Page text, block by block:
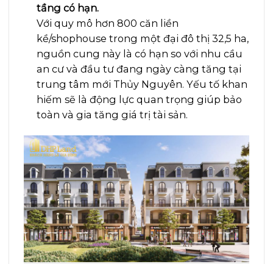
tầng có hạn.
Với quy mô hơn 800 căn liền
kề/shophouse trong một đại đô thị 32,5 ha,
nguồn cung này là có hạn so với nhu cầu
an cư và đầu tư đang ngày càng tăng tại
trung tâm mới Thủy Nguyên. Yếu tố khan
hiếm sẽ là động lực quan trọng giúp bảo
toàn và gia tăng giá trị tài sản.